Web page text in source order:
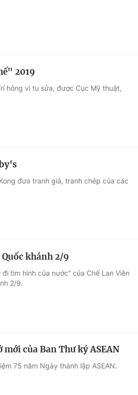
2019
hỏng vì tu sửa, được Cục Mỹ thuật,
đưa tranh giả, tranh chép của các
khánh 2/9
tìm hình của nước” của Chế Lan Viên
2/9.
của Ban Thư ký ASEAN
75 năm Ngày thành lập ASEAN.